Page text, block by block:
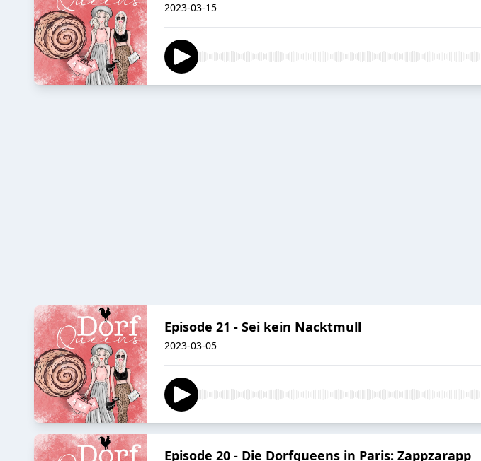
2023-03-15
Episode 21 - Sei kein Nacktmull
2023-03-05
Episode 20 - Die Dorfqueens in Paris: Zappzarapp